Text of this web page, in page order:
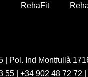
RehaFit
| Pol. Ind Montfullà
55| +34 902 48 72 72